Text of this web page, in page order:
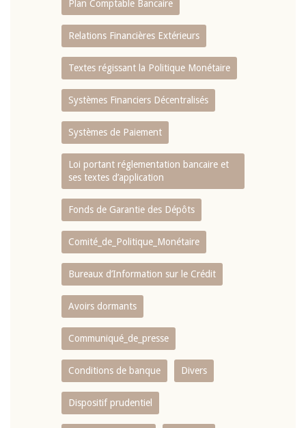
Plan Comptable Bancaire
Relations Financières Extérieurs
Textes régissant la Politique Monétaire
Systèmes Financiers Décentralisés
Systèmes de Paiement
Loi portant réglementation bancaire et
ses textes d’application
Fonds de Garantie des Dépôts
Comité_de_Politique_Monétaire
Bureaux d’Information sur le Crédit
Avoirs dormants
Communiqué_de_presse
Conditions de banque Divers
Dispositif prudentiel